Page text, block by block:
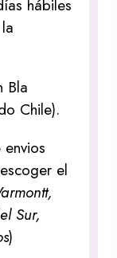
hábiles
Bla
Chile).
el
Sur,
)